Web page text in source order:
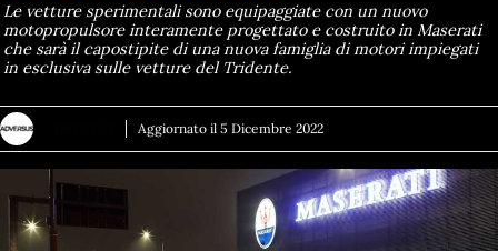
Le vetture sperimentali sono equipaggiate con un nuovo
motopropulsore interamente progettato e costruito in Maserati
che sarà il capostipite di una nuova famiglia di motori impiegati
in esclusiva sulle vetture del Tridente.
Aggiornato il 5 Dicembre 2022